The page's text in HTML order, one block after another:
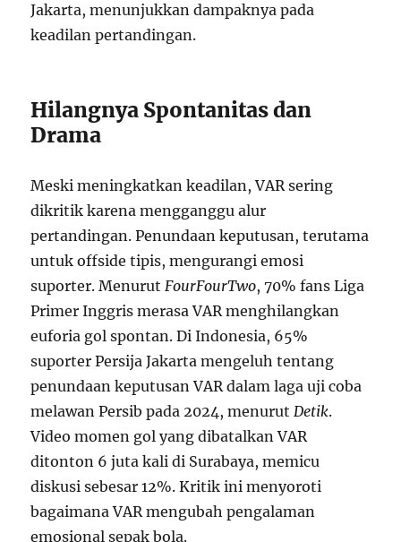
Jakarta, menunjukkan dampaknya pada
keadilan pertandingan.
Hilangnya Spontanitas dan
Drama
Meski meningkatkan keadilan, VAR sering
dikritik karena mengganggu alur
pertandingan. Penundaan keputusan, terutama
untuk offside tipis, mengurangi emosi
suporter. MenurutFourFourTwo, 70% fans Liga
Primer Inggris merasa VAR menghilangkan
euforia gol spontan. Di Indonesia, 65%
suporter Persija Jakarta mengeluh tentang
penundaan keputusan VAR dalam laga uji coba
melawan Persib pada 2024, menurutDetik.
Video momen gol yang dibatalkan VAR
ditonton 6 juta kali di Surabaya, memicu
diskusi sebesar 12%. Kritik ini menyoroti
bagaimana VAR mengubah pengalaman
emosional sepak bola.